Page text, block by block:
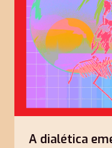
A dialética